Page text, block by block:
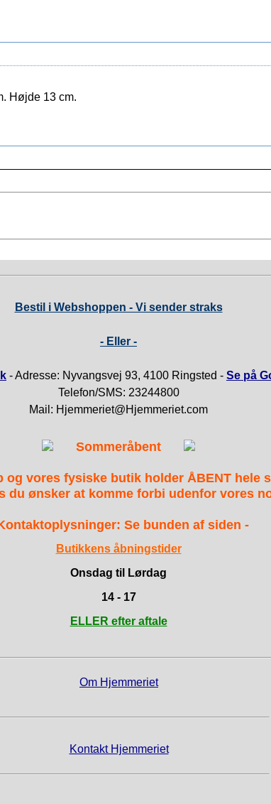
Højde 13 cm.
Bestil i Webshoppen - Vi sender straks
- Eller -
- Adresse: Nyvangsvej 93, 4100 Ringsted - Se på
Telefon/SMS: 23244800
Mail: Hjemmeriet@Hjemmeriet.com
Sommeråbent
og vores fysiske butik holder ÅBENT hele
du ønsker at komme forbi udenfor vores
Se bunden af siden -
Butikkens åbningstider
Onsdag til Lørdag
14 - 17
ELLER efter aftale
Om Hjemmeriet
Kontakt Hjemmeriet